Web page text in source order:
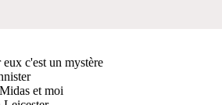
c'est un mystère
et moi